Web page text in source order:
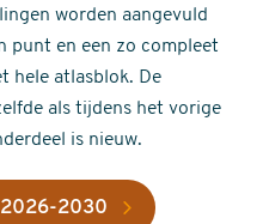
worden aangevuld
punt en een zo compleet
hele atlasblok. De
als tijdens het vorige
is nieuw.
2026-2030